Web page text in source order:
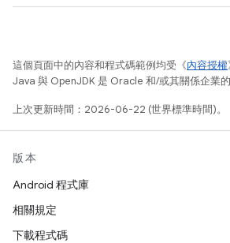
這個頁面中的內容和程式碼範例均受《內容授權
Java 與 OpenJDK 是 Oracle 和/或其關係企業的
上次更新時間：2026-06-22 (世界標準時間)。
版本
Android 程式庫
相關規定
下載程式碼